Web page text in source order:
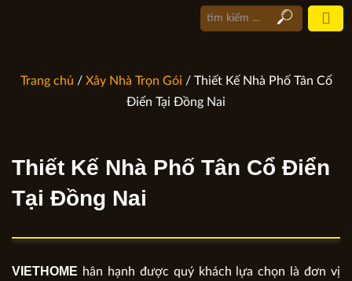
Trang chủ / Xây Nhà Trọn Gói / Thiết Kế Nhà Phố Tân Cổ
Điển Tại Đồng Nai
Thiết Kế Nhà Phố Tân Cổ Điển
Tại Đồng Nai
VIETHOME hân hạnh được quý khách lựa chọn là đơn vị